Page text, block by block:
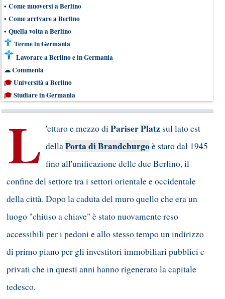
• Come muoversi a Berlino
• Come arrivare a Berlino
• Quella volta a Berlino
Terme in Germania
Lavorare a Berlino e in Germania
☁Commenta
🎓Università a Berlino
🎓Studiare in Germania
L 'ettaro e mezzo di Pariser Platzsul lato est
dellaPorta di Brandeburgoè stato dal 1945
fino all'unificazione delle due Berlino, il
confine del settore tra i settori orientale e occidentale
della città. Dopo la caduta del muro quello che era un
luogo "chiuso a chiave" è stato nuovamente reso
accessibili per i pedoni e allo stesso tempo un indirizzo
di primo piano per gli investitori immobiliari pubblici e
privati che in questi anni hanno rigenerato la capitale
tedesco.